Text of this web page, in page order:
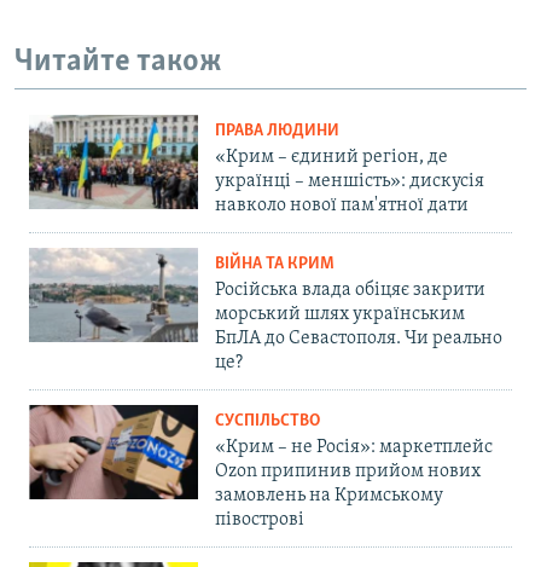
Читайте також
ПРАВА ЛЮДИНИ
«Крим – єдиний регіон, де
українці – меншість»: дискусія
навколо нової пам'ятної дати
ВІЙНА ТА КРИМ
Російська влада обіцяє закрити
морський шлях українським
БпЛА до Севастополя. Чи реально
це?
СУСПІЛЬСТВО
«Крим – не Росія»: маркетплейс
Ozon припинив прийом нових
замовлень на Кримському
півострові